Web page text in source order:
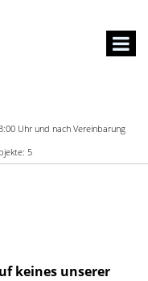
Uhr und nach Vereinbarung
5
keines unserer